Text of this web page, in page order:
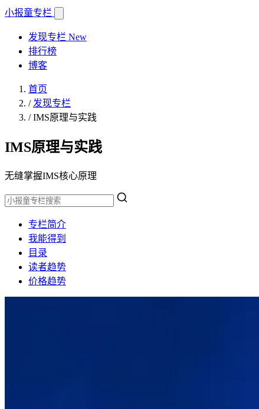
小报童专栏
发现专栏 New
排行榜
博客
首页
/ 发现专栏
/IMS原理与实践
IMS原理与实践
无缝掌握IMS核心原理
专栏简介
我能得到
目录
读者趋势
价格趋势